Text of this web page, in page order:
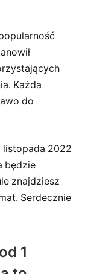
Każda
do
listopada 2022
będzie
znajdziesz
Serdecznie
1